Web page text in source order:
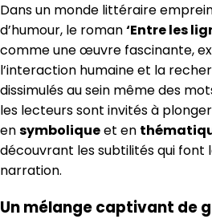
Dans un monde littéraire
d’humour, le roman‘Entre les
comme une œuvre fascinante,
l’interaction humaine et la
dissimulés au sein même des
les lecteurs sont invités à
ensymboliqueet en
découvrant les subtilités qui
narration.
Un mélange captivant de